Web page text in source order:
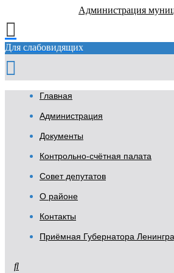
Администрация
Для слабовидящих
Главная
Администрация
Документы
Контрольно-счётная палата
Совет депутатов
О районе
Контакты
Приёмная Губернатора